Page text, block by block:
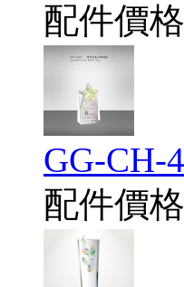
配件價格
GG-CH-
配件價格